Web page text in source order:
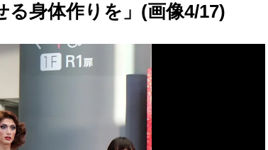
身体作りを」(画像4/17)